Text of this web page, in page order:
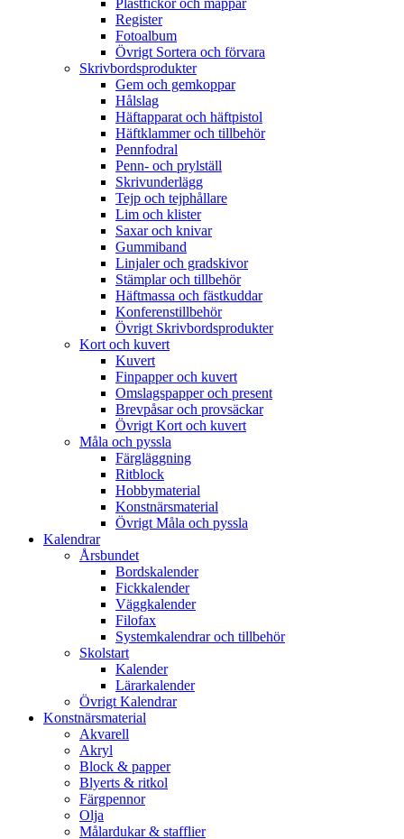
Plastfickor och mappar
Register
Fotoalbum
Övrigt Sortera och förvara
Skrivbordsprodukter
Gem och gemkoppar
Hålslag
Häftapparat och häftpistol
Häftklammer och tillbehör
Pennfodral
Penn- och prylställ
Skrivunderlägg
Tejp och tejphållare
Lim och klister
Saxar och knivar
Gummiband
Linjaler och gradskivor
Stämplar och tillbehör
Häftmassa och fästkuddar
Konferenstillbehör
Övrigt Skrivbordsprodukter
Kort och kuvert
Kuvert
Finpapper och kuvert
Omslagspapper och present
Brevpåsar och provsäckar
Övrigt Kort och kuvert
Måla och pyssla
Färgläggning
Ritblock
Hobbymaterial
Konstnärsmaterial
Övrigt Måla och pyssla
Kalendrar
Årsbundet
Bordskalender
Fickkalender
Väggkalender
Filofax
Systemkalendrar och tillbehör
Skolstart
Kalender
Lärarkalender
Övrigt Kalendrar
Konstnärsmaterial
Akvarell
Akryl
Block & papper
Blyerts & ritkol
Färgpennor
Olja
Målardukar & stafflier